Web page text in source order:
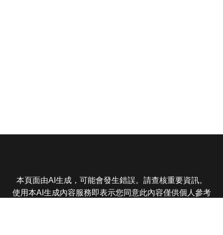
本頁面由AI生成，可能會發生錯誤。請查核重要資訊。
使用本AI生成內容服務即表示您同意此內容僅供個人參考